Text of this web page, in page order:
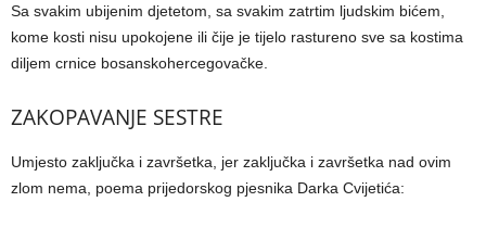
Sa svakim ubijenim djetetom, sa svakim zatrtim ljudskim bićem,
kome kosti nisu upokojene ili čije je tijelo rastureno sve sa kostima
diljem crnice bosanskohercegovačke.
ZAKOPAVANJE SESTRE
Umjesto zaključka i završetka, jer zaključka i završetka nad ovim
zlom nema, poema prijedorskog pjesnika Darka Cvijetića: